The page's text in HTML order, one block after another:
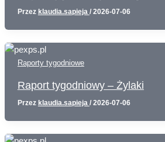
Przez klaudia.sapieja / 2026-07-06
Raporty tygodniowe
Raport tygodniowy – Żylaki
Przez klaudia.sapieja / 2026-07-06